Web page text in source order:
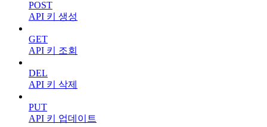
POST
API 키 생성
GET
API 키 조회
DEL
API 키 삭제
PUT
API 키 업데이트